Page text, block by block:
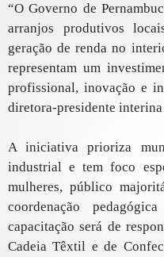
“O Governo de
arranjos produtivos
geração de renda no
representam um
profissional, inovação e
diretora-presidente
A iniciativa prioriza
industrial e tem foco
mulheres, público
coordenação
capacitação será de
Cadeia Têxtil e de